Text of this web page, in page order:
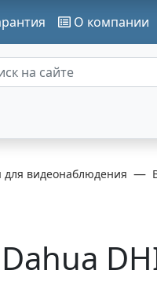
О компании
для видеонаблюдения
Dahua